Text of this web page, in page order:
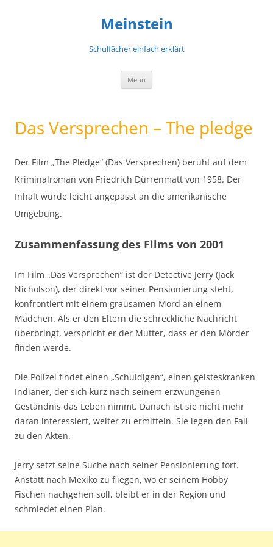
Meinstein
Schulfächer einfach erklärt
Menü
Das Versprechen – The pledge
Der Film „The Pledge“ (Das Versprechen) beruht auf dem
Kriminalroman von Friedrich Dürrenmatt von 1958. Der
Inhalt wurde leicht angepasst an die amerikanische
Umgebung.
Zusammenfassung des Films von 2001
Im Film „Das Versprechen“ ist der Detective Jerry (Jack
Nicholson), der direkt vor seiner Pensionierung steht,
konfrontiert mit einem grausamen Mord an einem
Mädchen. Als er den Eltern die schreckliche Nachricht
überbringt, verspricht er der Mutter, dass er den Mörder
finden werde.
Die Polizei findet einen „Schuldigen“, einen geisteskranken
Indianer, der sich kurz nach seinem erzwungenen
Geständnis das Leben nimmt. Danach ist sie nicht mehr
daran interessiert, weiter zu ermitteln. Sie legen den Fall
zu den Akten.
Jerry setzt seine Suche nach seiner Pensionierung fort.
Anstatt nach Mexiko zu fliegen, wo er seinem Hobby
Fischen nachgehen soll, bleibt er in der Region und
schmiedet einen Plan.